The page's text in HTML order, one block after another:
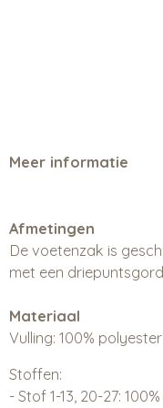
Meer informatie
Afmetingen
De voetenzak is
met een
Materiaal
Vulling: 100% polyester
Stoffen:
- Stof 1-13, 20-27: